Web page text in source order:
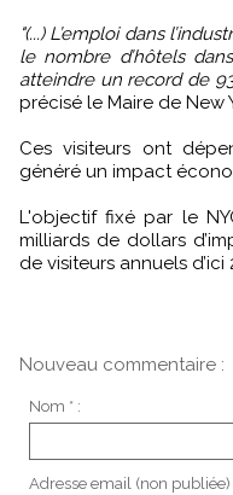
"(...) L’emploi dans
le nombre d’hôtels
atteindre un record de
précisé le Maire de New
Ces visiteurs ont
généré un impact
L'objectif fixé par le
milliards de dollars
de visiteurs annuels d’ici
Nouveau commentaire :
Nom * :
Adresse email (non publiée)